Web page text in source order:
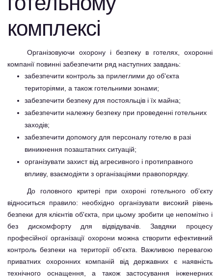
комплексі
Організовуючи охорону і безпеку в готелях, охоронні
компанії повинні забезпечити ряд наступних завдань:
забезпечити контроль за прилеглими до об'єкта
територіями, а також готельними зонами;
забезпечити безпеку для постояльців і їх майна;
забезпечити належну безпеку при проведенні готельних
заходів;
забезпечити допомогу для персоналу готелю в разі
виникнення позаштатних ситуацій;
організувати захист від агресивного і протиправного
впливу, взаємодіяти з організаціями правопорядку.
До головного критері при охороні готельного об'єкту
відноситься правило: необхідно організувати високий рівень
безпеки для клієнтів об'єкта, при цьому зробити це непомітно і
без дискомфорту для відвідувачів. Завдяки процесу
професійної організації охорони можна створити ефективний
контроль безпеки на території об'єкта. Важливою перевагою
приватних охоронних компаній від державних є наявність
технічного оснащення, а також застосування інженерних